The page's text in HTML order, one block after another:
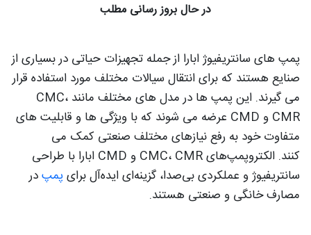
در حال بروز رسانی مطلب
پمپ های سانتریفیوژ ابارا از جمله تجهیزات حیاتی در بسیاری از
صنایع هستند که برای انتقال سیالات مختلف مورد استفاده قرار
می گیرند. این پمپ ها در مدل های مختلف مانند CMC،
CMR و CMD عرضه می شوند که با ویژگی ها و قابلیت های
متفاوت خود به رفع نیازهای مختلف صنعتی کمک می
کنند. الکتروپمپ‌های CMC، CMR و CMD ابارا با طراحی
سانتریفیوژ و عملکردی بی‌صدا، گزینه‌ای ایده‌آل برایپمپدر
مصارف خانگی و صنعتی هستند.